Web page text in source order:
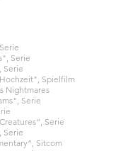
", Serie
Serie
Spielfilm
Nightmares
Serie
Serie
Serie
Serie
Sitcom